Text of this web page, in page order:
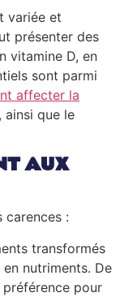
variée et
présenter des
vitamine D, en
sont parmi
affecter la
ainsi que le
AUX
carences :
transformés
nutriments. De
pour